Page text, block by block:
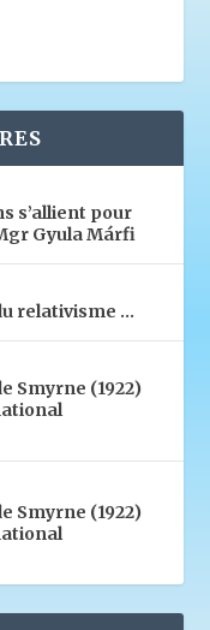
s’allient pour
Gyula Márfi
relativisme …
Smyrne (1922)
Smyrne (1922)